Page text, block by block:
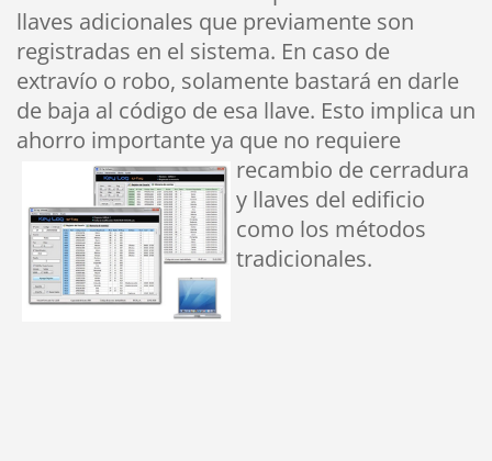
llaves adicionales que previamente son
registradas en el sistema. En caso de
extravío o robo, solamente bastará en darle
de baja al código de esa llave. Esto implica un
ahorro importante ya que no requiere
recambio de cerradura
y llaves del edificio
como los métodos
tradicionales.